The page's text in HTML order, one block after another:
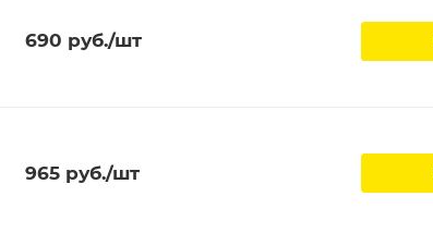
690 руб./шт
965руб./шт